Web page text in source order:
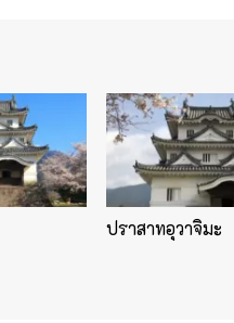
ปราสาทอุวาจิมะ